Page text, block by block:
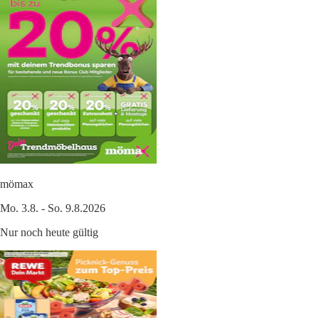
mömax
Mo. 3.8. - So. 9.8.2026
Nur noch heute gültig